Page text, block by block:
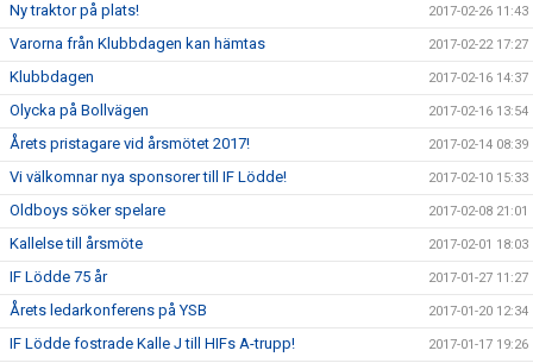
Ny traktor på plats! 2017-02-26 11:43
Varorna från Klubbdagen kan hämtas 2017-02-22 17:27
Klubbdagen 2017-02-16 14:37
Olycka på Bollvägen 2017-02-16 13:54
Årets pristagare vid årsmötet 2017! 2017-02-14 08:39
Vi välkomnar nya sponsorer till IF Lödde! 2017-02-10 15:33
Oldboys söker spelare 2017-02-08 21:01
Kallelse till årsmöte 2017-02-01 18:03
IF Lödde 75 år 2017-01-27 11:27
Årets ledarkonferens på YSB 2017-01-20 12:34
IF Lödde fostrade Kalle J till HIFs A-trupp! 2017-01-17 19:26